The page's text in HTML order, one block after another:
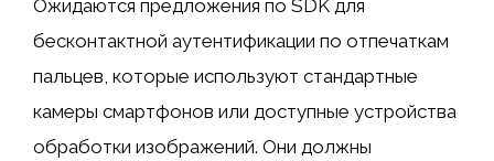
Ожидаются предложения по SDK для
бесконтактной аутентификации по отпечаткам
пальцев, которые используют стандартные
камеры смартфонов или доступные устройства
обработки изображений. Они должны